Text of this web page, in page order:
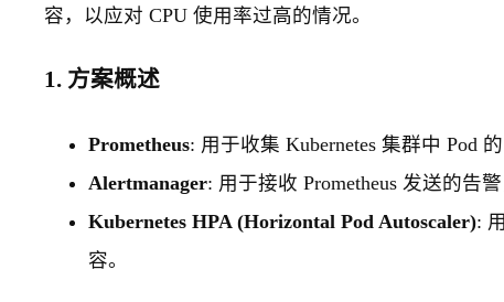
容，以应对 CPU 使用率过高的情况。
1. 方案概述
Prometheus: 用于收集 Kubernetes 集群中 Pod
Alertmanager: 用于接收 Prometheus 发送的告
Kubernetes HPA (Horizontal Pod Autoscaler):
容。